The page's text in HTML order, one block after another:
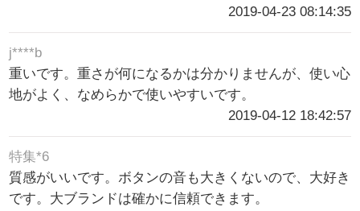
2019-04-23 08:14:35
j****b
重いです。重さが何になるかは分かりませんが、使い心
地がよく、なめらかで使いやすいです。
2019-04-12 18:42:57
特集*6
質感がいいです。ボタンの音も大きくないので、大好き
です。大ブランドは確かに信頼できます。